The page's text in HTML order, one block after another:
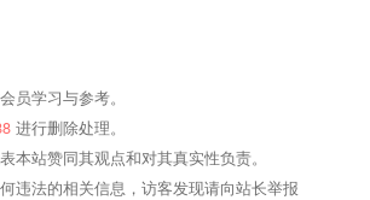
员学习与参考。
进行删除处理。
本站赞同其观点和对其真实性负责。
违法的相关信息，访客发现请向站长举报